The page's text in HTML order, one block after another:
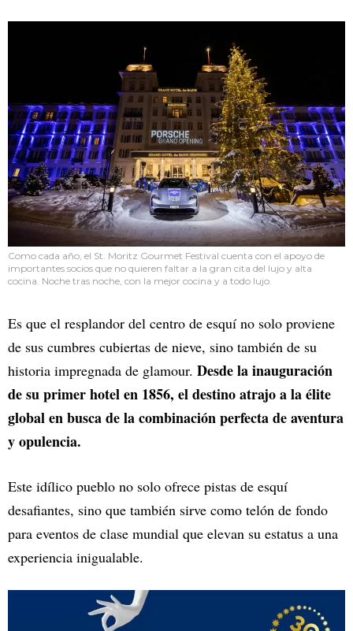
Como cada año, el St. Moritz Gourmet Festival cuenta con el apoyo de
importantes socios que no quieren faltar a la gran cita del lujo y alta
cocina. Noche tras noche, con la mejor cocina y a todo lujo.
Es que el resplandor del centro de esquí no solo proviene
de sus cumbres cubiertas de nieve, sino también de su
historia impregnada de glamour. Desde la inauguración
de su primer hotel en 1856, el destino atrajo a la élite
global en busca de la combinación perfecta de aventura
y opulencia.
Este idílico pueblo no solo ofrece pistas de esquí
desafiantes, sino que también sirve como telón de fondo
para eventos de clase mundial que elevan su estatus a una
experiencia inigualable.